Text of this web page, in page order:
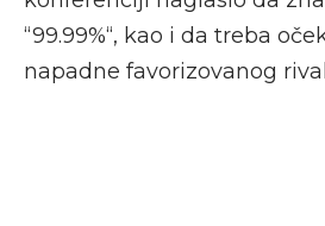
“99.99%“, kao i da treba
napadne favorizovanog